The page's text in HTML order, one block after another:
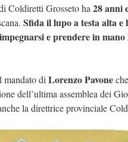
Coldiretti Grosseto ha 28 anni
Sfida il lupo a testa alta
impegnarsi e prendere in
mandato di Lorenzo Pavone
dell’ultima assemblea dei
la direttrice provinciale